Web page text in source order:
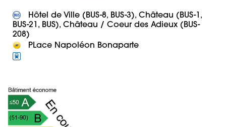
Hôtel de Ville (BUS-8, BUS-3), Château (BUS-1,
BUS-21, BUS), Château / Coeur des Adieux (BUS-